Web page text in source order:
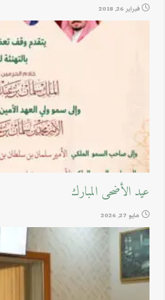
فبراير 26, 2018
عيد الأضحى المبارك
مايو 27, 2026